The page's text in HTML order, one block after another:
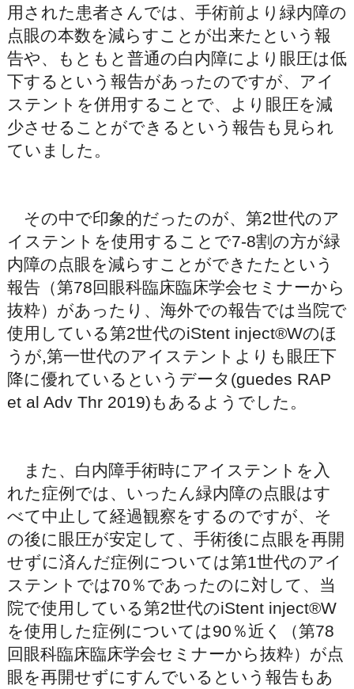
用された患者さんでは、手術前より緑内障の
点眼の本数を減らすことが出来たという報
告や、もともと普通の白内障により眼圧は低
下するという報告があったのですが、アイ
ステントを併用することで、より眼圧を減
少させることができるという報告も見られ
ていました。
その中で印象的だったのが、第2世代のア
イステントを使用することで7-8割の方が緑
内障の点眼を減らすことができたたという
報告（第78回眼科臨床臨床学会セミナーから
抜粋）があったり、海外での報告では当院で
使用している第2世代のiStent inject®Wのほ
うが,第一世代のアイステントよりも眼圧下
降に優れているというデータ(guedes RAP
et al Adv Thr 2019)もあるようでした。
また、白内障手術時にアイステントを入
れた症例では、いったん緑内障の点眼はす
べて中止して経過観察をするのですが、そ
の後に眼圧が安定して、手術後に点眼を再開
せずに済んだ症例については第1世代のアイ
ステントでは70％であったのに対して、当
院で使用している第2世代のiStent inject®W
を使用した症例については90％近く（第78
回眼科臨床臨床学会セミナーから抜粋）が点
眼を再開せずにすんでいるという報告もあ